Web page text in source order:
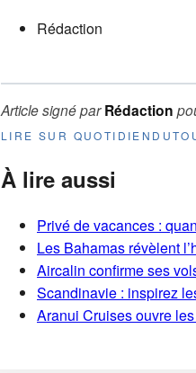
Rédaction
Article signé parRédaction
LIRE SUR
À lire aussi
Privé de vacances :
Les Bahamas révèlent
Aircalin confirme ses
Scandinavie : inspirez
Aranui Cruises ouvre